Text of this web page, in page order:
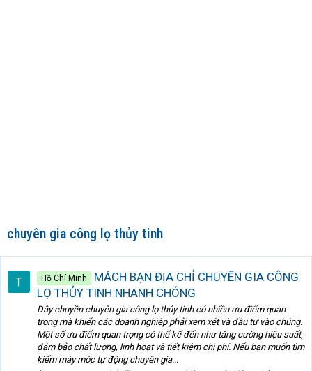
chuyên gia công lọ thủy tinh
Hồ Chí Minh
MÁCH BẠN ĐỊA CHỈ CHUYÊN GIA CÔNG
LỌ THỦY TINH NHANH CHÓNG
Dây chuyền chuyên gia công lọ thủy tinh có nhiều ưu điểm quan
trọng mà khiến các doanh nghiệp phải xem xét và đầu tư vào chúng.
Một số ưu điểm quan trọng có thể kể đến như tăng cường hiệu suất,
đảm bảo chất lượng, linh hoạt và tiết kiệm chi phí. Nếu bạn muốn tìm
kiếm máy móc tự động chuyên gia...